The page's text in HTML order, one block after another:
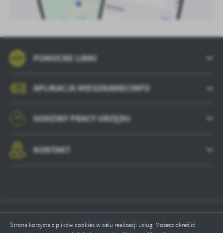
Strona korzysta z plików cookies w celu realizacji usług. Możesz określić
POMOCNE LINKI
APLIKACJA MIESZKANIECINFO
GODZINY PRACY URZĘDU
KONTAKT
Odwiedzin: 1860616